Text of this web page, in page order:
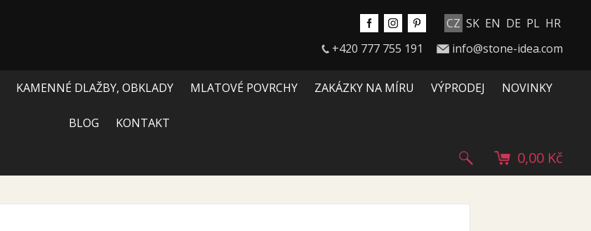
CZ SK EN DE PL HR
+420 777 755 191
info@stone-idea.com
KAMENNÉ DLAŽBY, OBKLADY MLATOVÉ POVRCHY ZAKÁZKY NA MÍRU VÝPRODEJ NOVINKY
BLOG KONTAKT
0,00 Kč